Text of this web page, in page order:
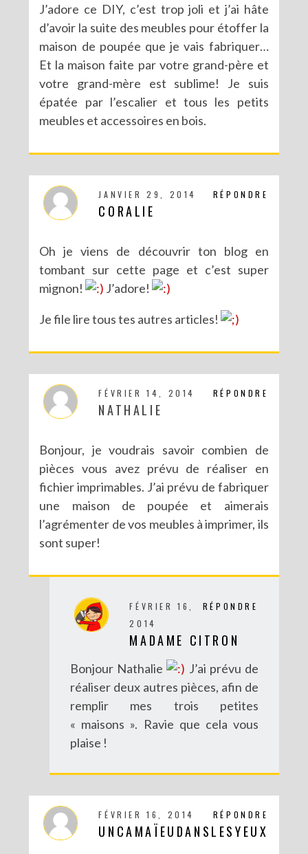
J’adore ce DIY, c’est trop joli et j’ai hâte
d’avoir la suite des meubles pour étoffer la
maison de poupée que je vais fabriquer…
Et la maison faite par votre grand-père et
votre grand-mère est sublime! Je suis
épatée par l’escalier et tous les petits
meubles et accessoires en bois.
RÉPONDRE
JANVIER 29, 2014
CORALIE
Oh je viens de découvrir ton blog en
tombant sur cette page et c’est super
mignon!
J’adore!
Je file lire tous tes autres articles!
RÉPONDRE
FÉVRIER 14, 2014
NATHALIE
Bonjour, je voudrais savoir combien de
pièces vous avez prévu de réaliser en
fichier imprimables. J’ai prévu de fabriquer
une maison de poupée et aimerais
l’agrémenter de vos meubles à imprimer, ils
sont super!
RÉPONDRE
FÉVRIER 16,
2014
MADAME CITRON
Bonjour Nathalie
J’ai prévu de
réaliser deux autres pièces, afin de
remplir mes trois petites
« maisons ». Ravie que cela vous
plaise !
RÉPONDRE
FÉVRIER 16, 2014
UNCAMAÏEUDANSLESYEUX